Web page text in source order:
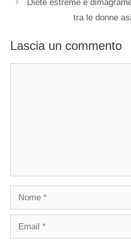
Diete estreme e
tra le donne
Lascia un commento